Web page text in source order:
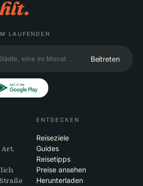
LAUFENDEN
Beitreten
ENTDECKEN
Reiseziele
Guides
Reisetipps
Preise ansehen
Herunterladen